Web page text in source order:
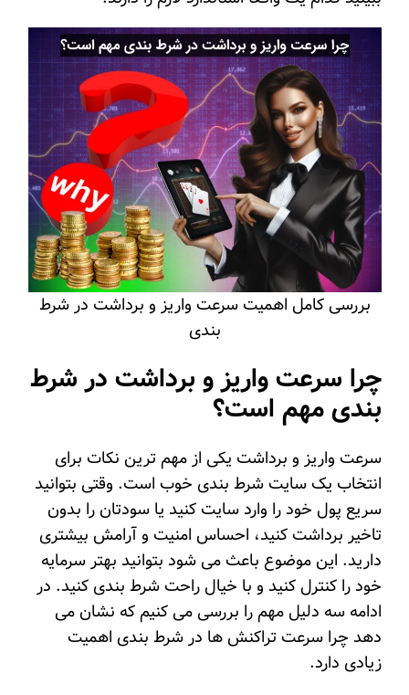
بررسی کامل اهمیت سرعت واریز و برداشت در شرط
بندی
چرا سرعت واریز و برداشت در شرط
بندی مهم است؟
سرعت واریز و برداشت یکی از مهم ترین نکات برای
انتخاب یک سایت شرط بندی خوب است. وقتی بتوانید
سریع پول خود را وارد سایت کنید یا سودتان را بدون
تاخیر برداشت کنید، احساس امنیت و آرامش بیشتری
دارید. این موضوع باعث می شود بتوانید بهتر سرمایه
خود را کنترل کنید و با خیال راحت شرط بندی کنید. در
ادامه سه دلیل مهم را بررسی می کنیم که نشان می
دهد چرا سرعت تراکنش ها در شرط بندی اهمیت
زیادی دارد.